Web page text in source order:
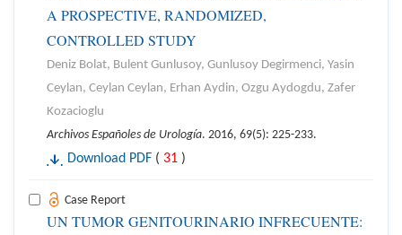
A PROSPECTIVE, RANDOMIZED,
CONTROLLED STUDY
Deniz Bolat, Bulent Gunlusoy, Gunlusoy Degirmenci, Yasin
Ceylan, Ceylan Ceylan, Erhan Aydin, Ozgu Aydogdu, Zafer
Kozacioglu
Archivos Españoles de Urología. 2016, 69(5): 225-233.
Download PDF ( 31 )
Case Report
UN TUMOR GENITOURINARIO INFRECUENTE: